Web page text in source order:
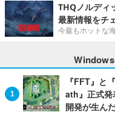
THQノルディ
最新情報をチ
今最もホットな
Windows
『FFT』と
ath』正式発
開発が生ん